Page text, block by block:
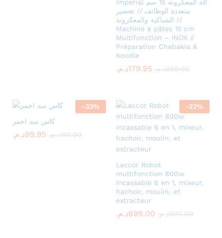
Imperial آلة المعكرونة 15 سم
متعددة الوظائف // تحضير
الشباكية والمعكرونة //
Machine à pâtes 15 cm
Multifonction – INOX //
Préparation Chebakia &
Noodle
179.95د.م. 299.00د.م.
-33%
كاس نبيد احمر
99.95د.م. 150.00د.م.
-22%
Laccor Robot
multifonction 800w
incassable 6 en 1, mixeur,
hachoir, moulin, et
extracteur
699.00د.م. 900.00د.م.